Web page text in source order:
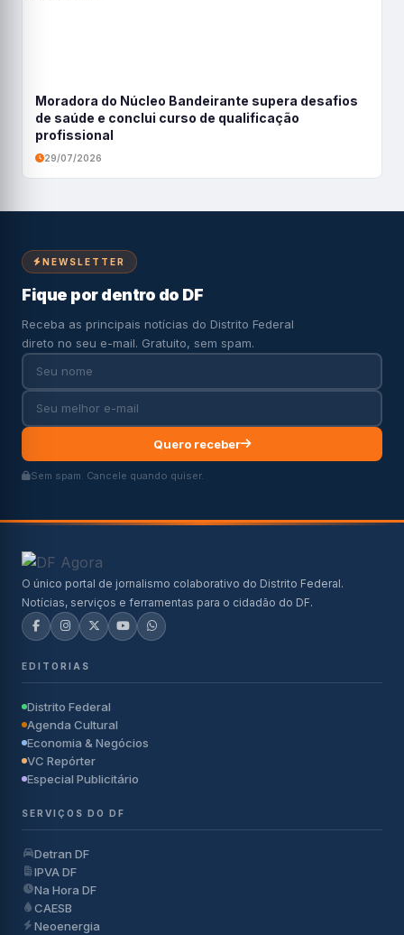
Moradora do Núcleo Bandeirante supera desafios
de saúde e conclui curso de qualificação
profissional
29/07/2026
NEWSLETTER
Fique por dentro do DF
Receba as principais notícias do Distrito Federal
direto no seu e-mail. Gratuito, sem spam.
Quero receber
Sem spam. Cancele quando quiser.
O único portal de jornalismo colaborativo do Distrito Federal.
Notícias, serviços e ferramentas para o cidadão do DF.
EDITORIAS
Distrito Federal
Agenda Cultural
Economia & Negócios
VC Repórter
Especial Publicitário
SERVIÇOS DO DF
Detran DF
IPVA DF
Na Hora DF
CAESB
Neoenergia